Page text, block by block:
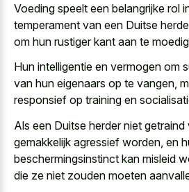
Voeding speelt een belangrijke rol
temperament van een Duitse
om hun rustiger kant aan te
Hun intelligentie en vermogen om
van hun eigenaars op te vangen,
responsief op training en
Als een Duitse herder niet
gemakkelijk agressief worden, en
beschermingsinstinct kan misleid
die ze niet zouden moeten